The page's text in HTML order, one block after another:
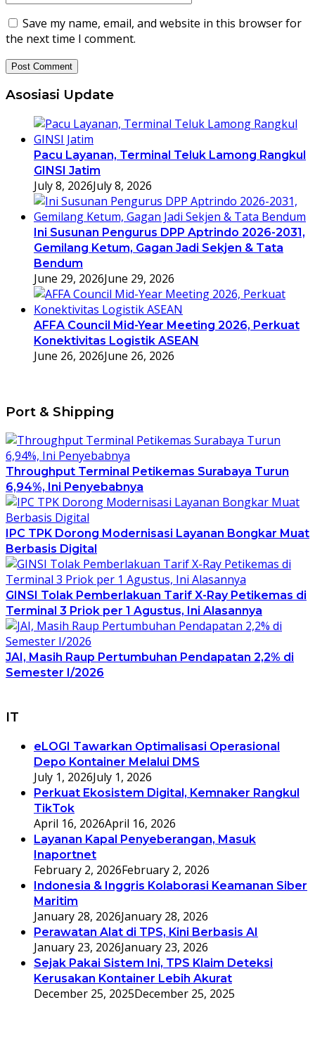
Save my name, email, and website in this browser for
the next time I comment.
Asosiasi Update
Pacu Layanan, Terminal Teluk Lamong Rangkul
GINSI Jatim
July 8, 2026July 8, 2026
Ini Susunan Pengurus DPP Aptrindo 2026-2031,
Gemilang Ketum, Gagan Jadi Sekjen & Tata
Bendum
June 29, 2026June 29, 2026
AFFA Council Mid-Year Meeting 2026, Perkuat
Konektivitas Logistik ASEAN
June 26, 2026June 26, 2026
Port & Shipping
Throughput Terminal Petikemas Surabaya Turun
6,94%, Ini Penyebabnya
IPC TPK Dorong Modernisasi Layanan Bongkar Muat
Berbasis Digital
GINSI Tolak Pemberlakuan Tarif X-Ray Petikemas di
Terminal 3 Priok per 1 Agustus, Ini Alasannya
JAI, Masih Raup Pertumbuhan Pendapatan 2,2% di
Semester I/2026
IT
eLOGI Tawarkan Optimalisasi Operasional
Depo Kontainer Melalui DMS
July 1, 2026July 1, 2026
Perkuat Ekosistem Digital, Kemnaker Rangkul
TikTok
April 16, 2026April 16, 2026
Layanan Kapal Penyeberangan, Masuk
Inaportnet
February 2, 2026February 2, 2026
Indonesia & Inggris Kolaborasi Keamanan Siber
Maritim
January 28, 2026January 28, 2026
Perawatan Alat di TPS, Kini Berbasis AI
January 23, 2026January 23, 2026
Sejak Pakai Sistem Ini, TPS Klaim Deteksi
Kerusakan Kontainer Lebih Akurat
December 25, 2025December 25, 2025